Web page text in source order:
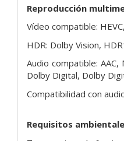
Reproducción
Vídeo compatible:
HDR: Dolby Vision,
Audio compatible: AAC,
Dolby Digital, Dolby
Compatibilidad con
Requisitos